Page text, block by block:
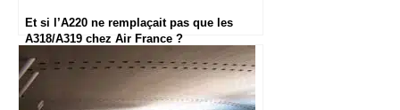
Et si l’A220 ne remplaçait pas que les
A318/A319 chez Air France ?